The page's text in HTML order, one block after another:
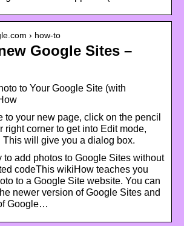
› how-to
Google Sites –
to Your Google Site (with
to your new page, click on the pencil
right corner to get into Edit mode,
This will give you a dialog box.
to add photos to Google Sites without
codeThis wikiHow teaches you
to a Google Site website. You can
newer version of Google Sites and
Google…